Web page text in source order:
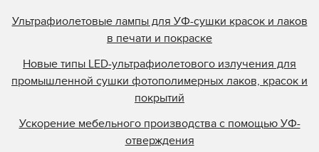
Ультрафиолетовые лампы для УФ-сушки красок и лаков
в печати и покраске
Новые типы LED-ультрафиолетового излучения для
промышленной сушки фотополимерных лаков, красок и
покрытий
Ускорение мебельного производства с помощью УФ-
отверждения